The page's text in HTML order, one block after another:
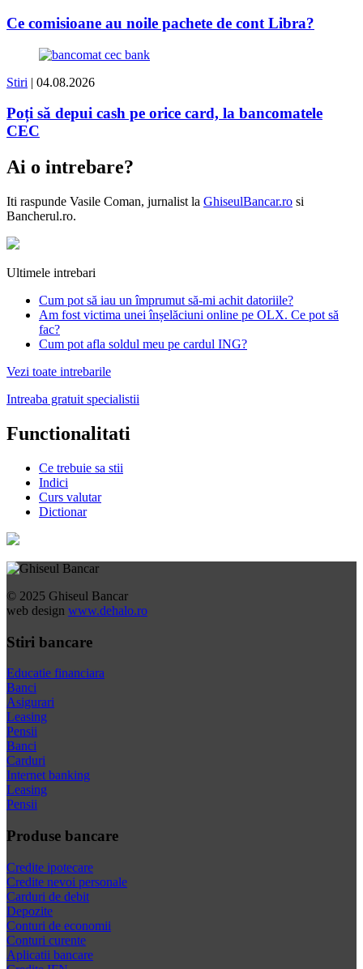
Ce comisioane au noile pachete de cont Libra?
Stiri | 04.08.2026
Poți să depui cash pe orice card, la bancomatele
CEC
Ai o intrebare?
Iti raspunde Vasile Coman, jurnalist la GhiseulBancar.ro si
Bancherul.ro.
Ultimele intrebari
Cum pot să iau un împrumut să-mi achit datoriile?
Am fost victima unei înșelăciuni online pe OLX. Ce pot să
fac?
Cum pot afla soldul meu pe cardul ING?
Vezi toate intrebarile
Intreaba gratuit specialistii
Functionalitati
Ce trebuie sa stii
Indici
Curs valutar
Dictionar
© 2025 Ghiseul Bancar
web design www.dehalo.ro
Stiri bancare
Educatie financiara
Banci
Asigurari
Leasing
Pensii
Banci
Carduri
Internet banking
Leasing
Pensii
Produse bancare
Credite ipotecare
Credite nevoi personale
Carduri de debit
Depozite
Conturi de economii
Conturi curente
Aplicatii bancare